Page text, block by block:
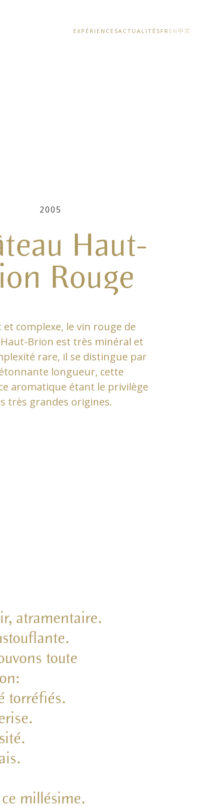
EXPÉRIENCESACTUALITÉS FR EN 中文
2005
Haut-
Rouge
et complexe, le vin rouge de
Brion est très minéral et
rare, il se distingue par
longueur, cette
aromatique étant le privilège
très grandes origines.
atramentaire.
toute
torréfiés.
millésime.